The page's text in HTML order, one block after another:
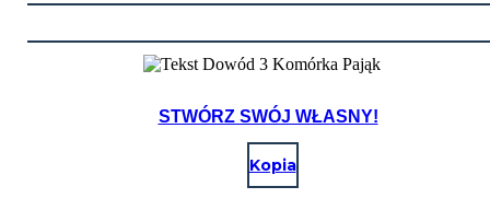
STWÓRZ SWÓJ WŁASNY!
Kopia